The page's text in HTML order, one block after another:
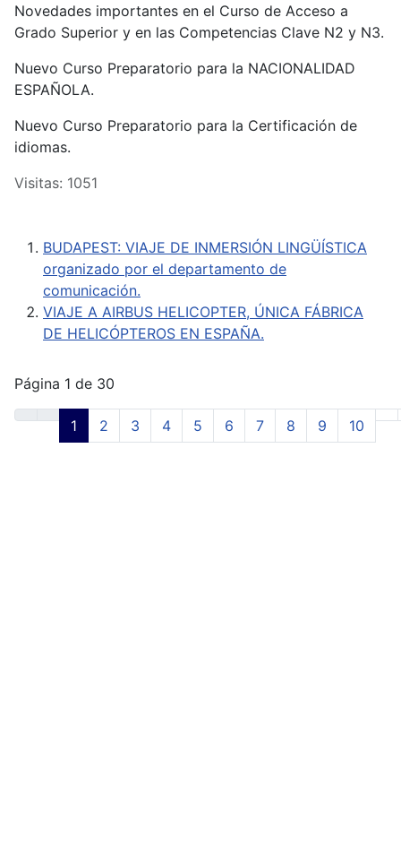
Novedades importantes en el Curso de Acceso a
Grado Superior y en las Competencias Clave N2 y N3.
Nuevo Curso Preparatorio para la NACIONALIDAD
ESPAÑOLA.
Nuevo Curso Preparatorio para la Certificación de
idiomas.
Visitas: 1051
BUDAPEST: VIAJE DE INMERSIÓN LINGÜÍSTICA
organizado por el departamento de
comunicación.
VIAJE A AIRBUS HELICOPTER, ÚNICA FÁBRICA
DE HELICÓPTEROS EN ESPAÑA.
Página 1 de 30
1 2 3 4 5 6 7 8 9 10